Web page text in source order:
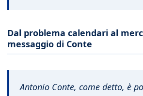
Dal problema calendari al
messaggio di Conte
Antonio Conte, come detto, è